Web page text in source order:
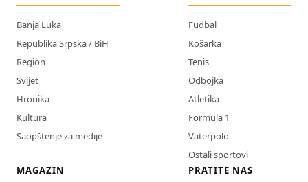
Banja Luka
Republika Srpska / BiH
Region
Svijet
Hronika
Kultura
Saopštenje za medije
Fudbal
Košarka
Tenis
Odbojka
Atletika
Formula 1
Vaterpolo
Ostali sportovi
MAGAZIN
PRATITE NAS